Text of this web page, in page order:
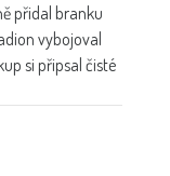
přidal branku
vybojoval
si připsal čisté